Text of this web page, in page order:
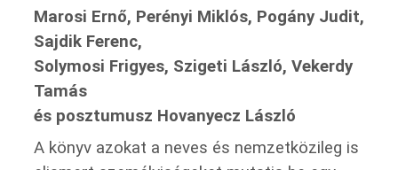
Marosi Ernő, Perényi Miklós, Pogány Judit,
Sajdik Ferenc,
Solymosi Frigyes, Szigeti László, Vekerdy
Tamás
és posztumusz Hovanyecz László
A könyv azokat a neves és nemzetközileg is